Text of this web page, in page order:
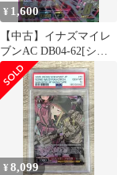
¥ 1,600
【中古】イナズマイレ
ブンAC DB04-62[シー
クレットレア]：佐久間
次郎
¥8,099